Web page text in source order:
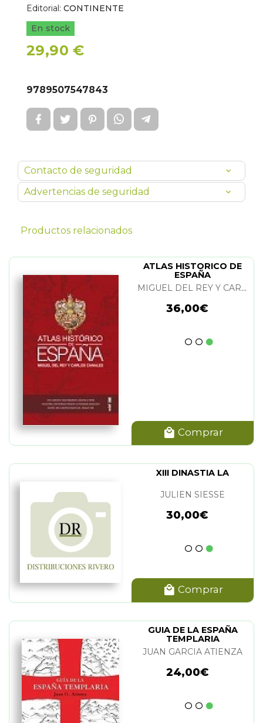
Editorial: CONTINENTE
En stock
29,90 €
9789507547843
Contacto de seguridad
Advertencias de seguridad
Productos relacionados
ATLAS HISTORICO DE
ESPAÑA
MIGUEL DEL REY Y CARLOS CANALES
36,00€
Comprar
XIII DINASTIA LA
JULIEN SIESSE
30,00€
Comprar
GUIA DE LA ESPAÑA
TEMPLARIA
JUAN GARCIA ATIENZA
24,00€